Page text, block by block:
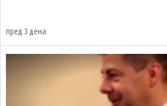
пред 3 дена